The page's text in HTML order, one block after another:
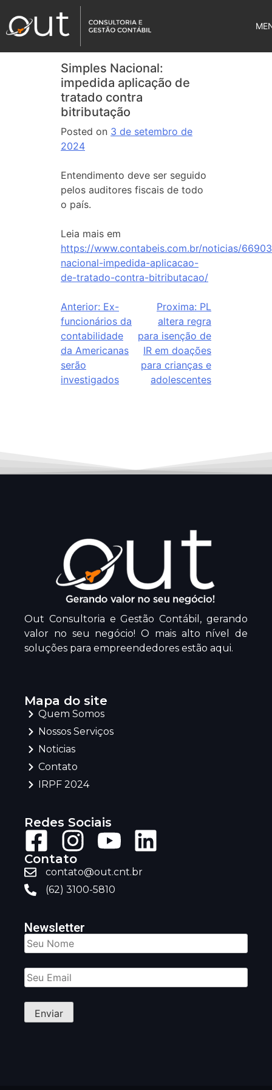
Simples Nacional:
impedida aplicação de
tratado contra
bitributação
Posted on 3 de setembro de
2024
Entendimento deve ser seguido
pelos auditores fiscais de todo
o país.
Leia mais em
https://www.contabeis.com.br/noticias/
nacional-impedida-aplicacao-
de-tratado-contra-bitributacao/
Anterior: Ex-
funcionários da
contabilidade
da Americanas
serão
investigados
Proxima: PL
altera regra
para isenção de
IR em doações
para crianças e
adolescentes
Out Consultoria e Gestão Contábil, gerando
valor no seu negócio! O mais alto nível de
soluções para empreendedores estão aqui.
Mapa do site
Quem Somos
Nossos Serviços
Noticias
Contato
IRPF 2024
Redes Sociais
Contato
contato@out.cnt.br
(62) 3100-5810
Newsletter